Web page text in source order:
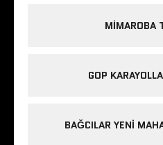
MIMAROBA
GOP
BAĞCILAR YENI